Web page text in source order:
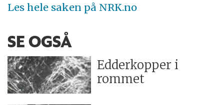
Les hele saken på NRK.no
SE OGSÅ
Edderkopper i
rommet